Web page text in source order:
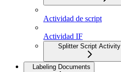
Actividad de script
Actividad IF
Splitter Script Activity
Labeling Documents